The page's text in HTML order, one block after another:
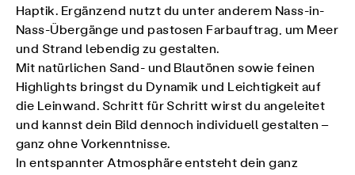
Haptik. Ergänzend nutzt du unter anderem Nass-in-
Nass-Übergänge und pastosen Farbauftrag, um Meer
und Strand lebendig zu gestalten.
Mit natürlichen Sand- und Blautönen sowie feinen
Highlights bringst du Dynamik und Leichtigkeit auf
die Leinwand. Schritt für Schritt wirst du angeleitet
und kannst dein Bild dennoch individuell gestalten –
ganz ohne Vorkenntnisse.
In entspannter Atmosphäre entsteht dein ganz